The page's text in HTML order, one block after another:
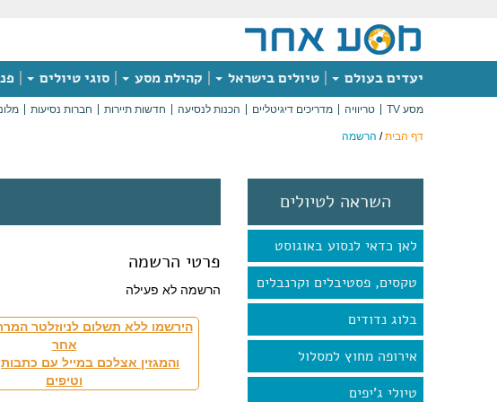
יעדים בעולם טיולים בישראל קהילת מסע סוגי טיולים
מסע TV טריוויה מדריכים דיגיטליים הכנות לנסיעה חדשות תיירות חברות נסיעות
דף הבית/ הרשמה
השראה לטיולים
לאן כדאי לנסוע באוגוסט
טקסים, פסטיבלים וקרנבלים
בלוג נדודים
אירופה מחוץ למסלול
טיולי ג'יפים
פרטי הרשמה
הרשמה לא פעילה
הירשמו ללא תשלום לניוזלטר
אחר
והמגזין אצלכם במייל עם
וטיפים